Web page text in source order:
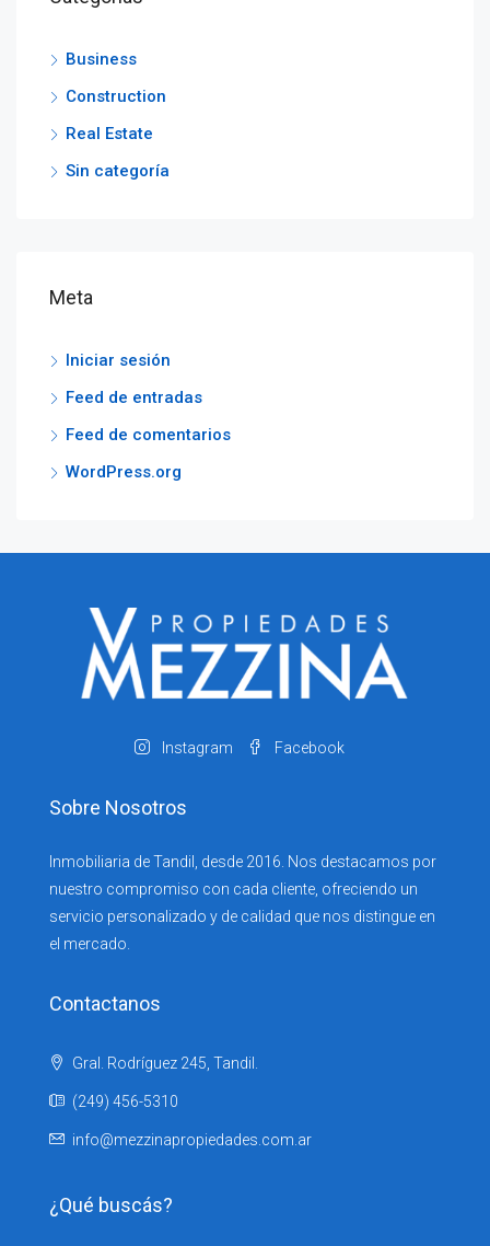
Business
Construction
Real Estate
Sin categoría
Meta
Iniciar sesión
Feed de entradas
Feed de comentarios
WordPress.org
Instagram Facebook
Sobre Nosotros
Inmobiliaria de Tandil, desde 2016. Nos destacamos por
nuestro compromiso con cada cliente, ofreciendo un
servicio personalizado y de calidad que nos distingue en
el mercado.
Contactanos
Gral. Rodríguez 245, Tandil.
(249) 456-5310
info@mezzinapropiedades.com.ar
¿Qué buscás?